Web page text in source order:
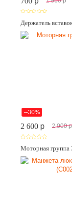
Держатель
--30%
2 600 p 2 000 p
Моторная группа